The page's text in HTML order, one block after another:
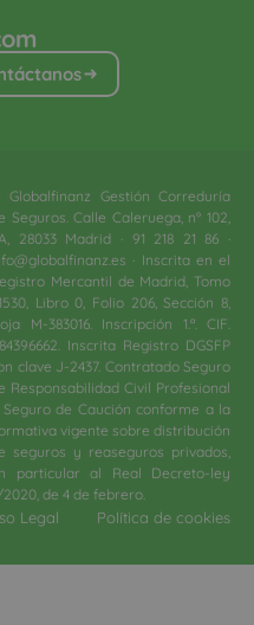
Gestión Correduría
Seguros. Calle Caleruega, nº 102,
28033 Madrid · 91 218 21 86 ·
· Inscrita en el
Mercantil de Madrid, Tomo
Libro 0, Folio 206, Sección 8,
M-383016. Inscripción 1.ª. CIF.
Inscrita Registro DGSFP
clave J-2437. Contratado Seguro
Responsabilidad Civil Profesional
de Caución conforme a la
vigente sobre distribución
seguros y reaseguros privados,
particular al Real Decreto-ley
de 4 de febrero.​
Legal Política de cookies